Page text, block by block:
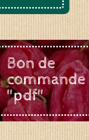
Bon de
commande
"pdf"